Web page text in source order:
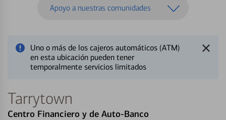
Apoyo a nuestras comunidades
Uno o más de los cajeros automáticos (ATM)
en esta ubicación pueden tener
temporalmente servicios limitados
Tarrytown
Centro Financiero y de Auto-Banco